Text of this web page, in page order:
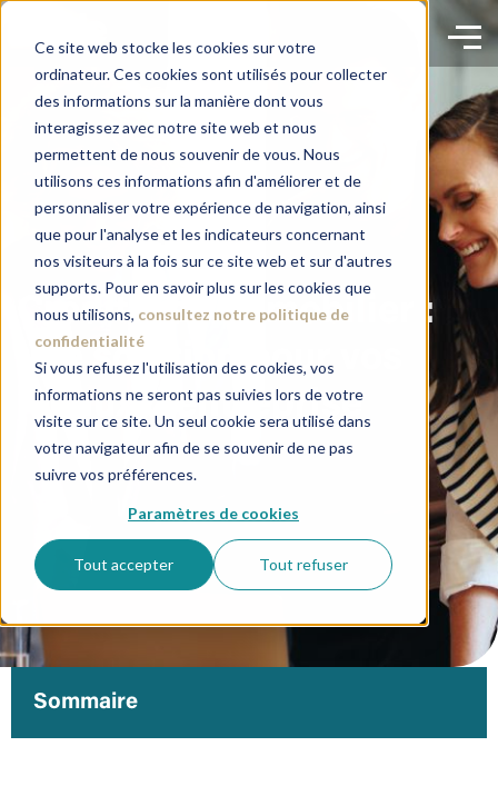
Ce site web stocke les cookies sur votre
ordinateur. Ces cookies sont utilisés pour collecter
des informations sur la manière dont vous
interagissez avec notre site web et nous
permettent de nous souvenir de vous. Nous
utilisons ces informations afin d'améliorer et de
personnaliser votre expérience de navigation, ainsi
que pour l'analyse et les indicateurs concernant
nos visiteurs à la fois sur ce site web et sur d'autres
supports. Pour en savoir plus sur les cookies que
nous utilisons, consultez notre politique de
confidentialité
Si vous refusez l'utilisation des cookies, vos
informations ne seront pas suivies lors de votre
visite sur ce site. Un seul cookie sera utilisé dans
votre navigateur afin de se souvenir de ne pas
suivre vos préférences.
Paramètres de cookies
Tout accepter Tout refuser
Crédit-bail immobilier :
une solution pour vos
locaux d’entreprise
Sommaire